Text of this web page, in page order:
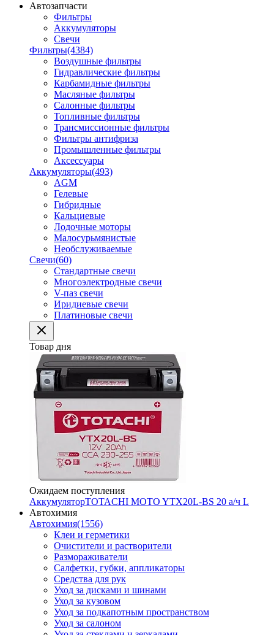
Автозапчасти
Фильтры
Аккумуляторы
Свечи
Фильтры(4384)
Воздушные фильтры
Гидравлические фильтры
Карбамидные фильтры
Масляные фильтры
Салонные фильтры
Топливные фильтры
Трансмиссионные фильтры
Фильтры антифриза
Промышленные фильтры
Аксессуары
Аккумуляторы(493)
AGM
Гелевые
Гибридные
Кальциевые
Лодочные моторы
Малосурьмянистые
Необслуживаемые
Свечи(60)
Стандартные свечи
Многоэлектродные свечи
V-паз свечи
Иридиевые свечи
Платиновые свечи
Товар дня
Ожидаем поступления
АккумуляторTOTACHI MOTO YTX20L-BS 20 а/ч L
Автохимия
Автохимия(1556)
Клеи и герметики
Очистители и растворители
Размораживатели
Салфетки, губки, аппликаторы
Средства для рук
Уход за дисками и шинами
Уход за кузовом
Уход за подкапотным пространством
Уход за салоном